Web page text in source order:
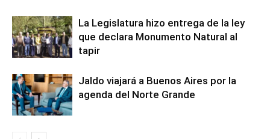
La Legislatura hizo entrega de la ley
que declara Monumento Natural al
tapir
Jaldo viajará a Buenos Aires por la
agenda del Norte Grande